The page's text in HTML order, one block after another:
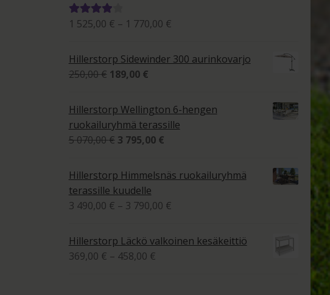
Arvostelu
1 525,00 € – 1 770,00 €
525,00 €
Hillerstorp Sidewinder 300 aurinkovarjo
250,00€ Alkuperäinen
oli:
250,00 €.
189,00 €Nykyinen
on:
189,00 €.
Hillerstorp Wellington 6-hengen
ruokailuryhmä terassille
5 070,00€ Alkuperäinen
oli:
070,00 €.
3 795,00 €Nykyinen
on:
795,00 €.
Hillerstorp Himmelsnäs ruokailuryhmä
terassille kuudelle
3 490,00 € – 3 790,00 €
490,00 €
Hillerstorp Läckö valkoinen kesäkeittiö
369,00 € – 458,00 €